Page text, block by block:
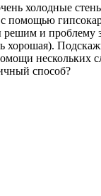
холодные
помощью
и проблему
хорошая).
нескольких
способ?